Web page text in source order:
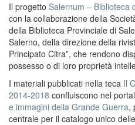
Il progetto Salernum – Biblioteca
con la collaborazione della
della Biblioteca Provinciale di
Salerno, della direzione della
Principato Citra”, che rendono
possesso o di loro proprietà
I materiali pubblicati nella teca Il
2014-2018 confluiscono nel
e immagini della Grande Guerra,
centrale per il catalogo unico